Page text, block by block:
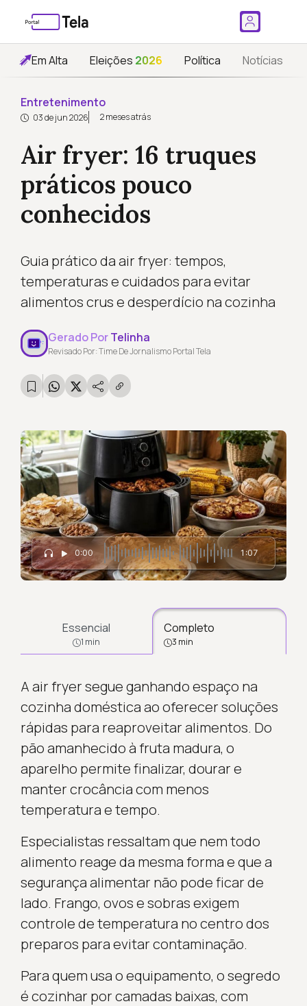
Em Alta Eleições 2026 Política Notícias
Entretenimento
03 de jun 2026 2 meses atrás
Air fryer: 16 truques
práticos pouco
conhecidos
Guia prático da air fryer: tempos,
temperaturas e cuidados para evitar
alimentos crus e desperdício na cozinha
Gerado PorTelinha
Revisado Por: Time De Jornalismo Portal Tela
0:00 1:07
Essencial
1 min
Completo
3 min
A air fryer segue ganhando espaço na
cozinha doméstica ao oferecer soluções
rápidas para reaproveitar alimentos. Do
pão amanhecido à fruta madura, o
aparelho permite finalizar, dourar e
manter crocância com menos
temperatura e tempo.
Especialistas ressaltam que nem todo
alimento reage da mesma forma e que a
segurança alimentar não pode ficar de
lado. Frango, ovos e sobras exigem
controle de temperatura no centro dos
preparos para evitar contaminação.
Para quem usa o equipamento, o segredo
é cozinhar por camadas baixas, com